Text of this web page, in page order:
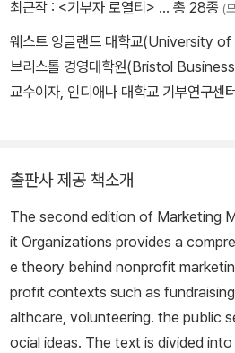
최근작 : <기부자 로열티> … 총 28종 (
웨스트 잉글랜드 대학교(University
브리스톨 경영대학원(Bristol
교수이자, 인디애나 대학교 기부연구센
ting Management for Nonprofit
하다.
출판사 제공 책소개
The second edition of Marketing
it Organizations provides a
e theory behind nonprofit
profit contexts such as
althcare, volunteering. the public
ocial ideas. The text is divided